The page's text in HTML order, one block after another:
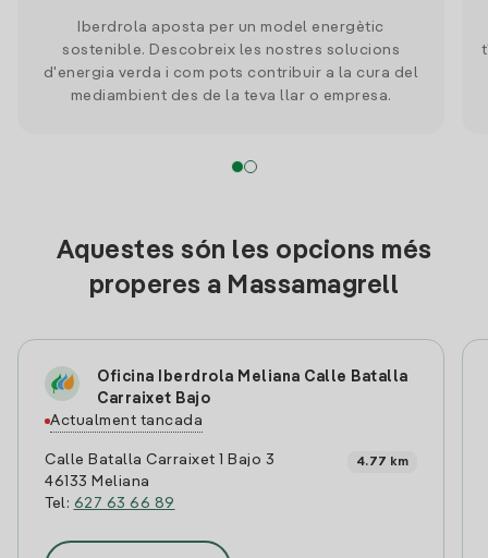
Iberdrola aposta per un model energètic
sostenible. Descobreix les nostres solucions
d'energia verda i com pots contribuir a la cura del
mediambient des de la teva llar o empresa.
Aquestes són les opcions més
properes a Massamagrell
Oficina Iberdrola Meliana Calle Batalla
Carraixet Bajo
Actualment tancada
Calle Batalla Carraixet 1 Bajo 3
46133 Meliana
Tel: 627 63 66 89
4.77 km